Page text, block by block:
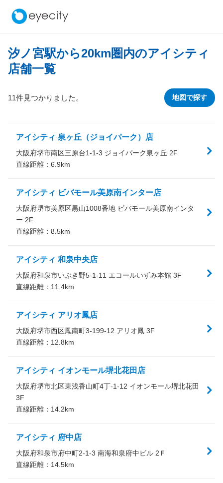
汐ノ宮駅から20km圏内のアイシティ
店舗一覧
地図で探す
11件見つかりました。
アイシティ 泉ヶ丘（ジョイパーク）店
大阪府堺市南区三原台1-1-3 ジョイパーク泉ヶ丘 2F
直線距離： 6.9km
アイシティ ビバモール美原南インター店
大阪府堺市美原区黒山1008番地 ビバモール美原南インタ
ー 2F
直線距離： 8.5km
アイシティ 和泉中央店
大阪府和泉市いぶき野5-1-11 エコールいずみ本館 3F
直線距離： 11.4km
アイシティ アリオ鳳店
大阪府堺市西区鳳南町3-199-12 アリオ鳳 3F
直線距離： 12.8km
アイシティ イオンモール堺北花田店
大阪府堺市北区東浅香山町4丁-1-12 イオンモール堺北花田
3F
直線距離： 14.2km
アイシティ 府中店
大阪府和泉市府中町2-1-3 南海和泉府中ビル 2Ｆ
直線距離： 14.5km